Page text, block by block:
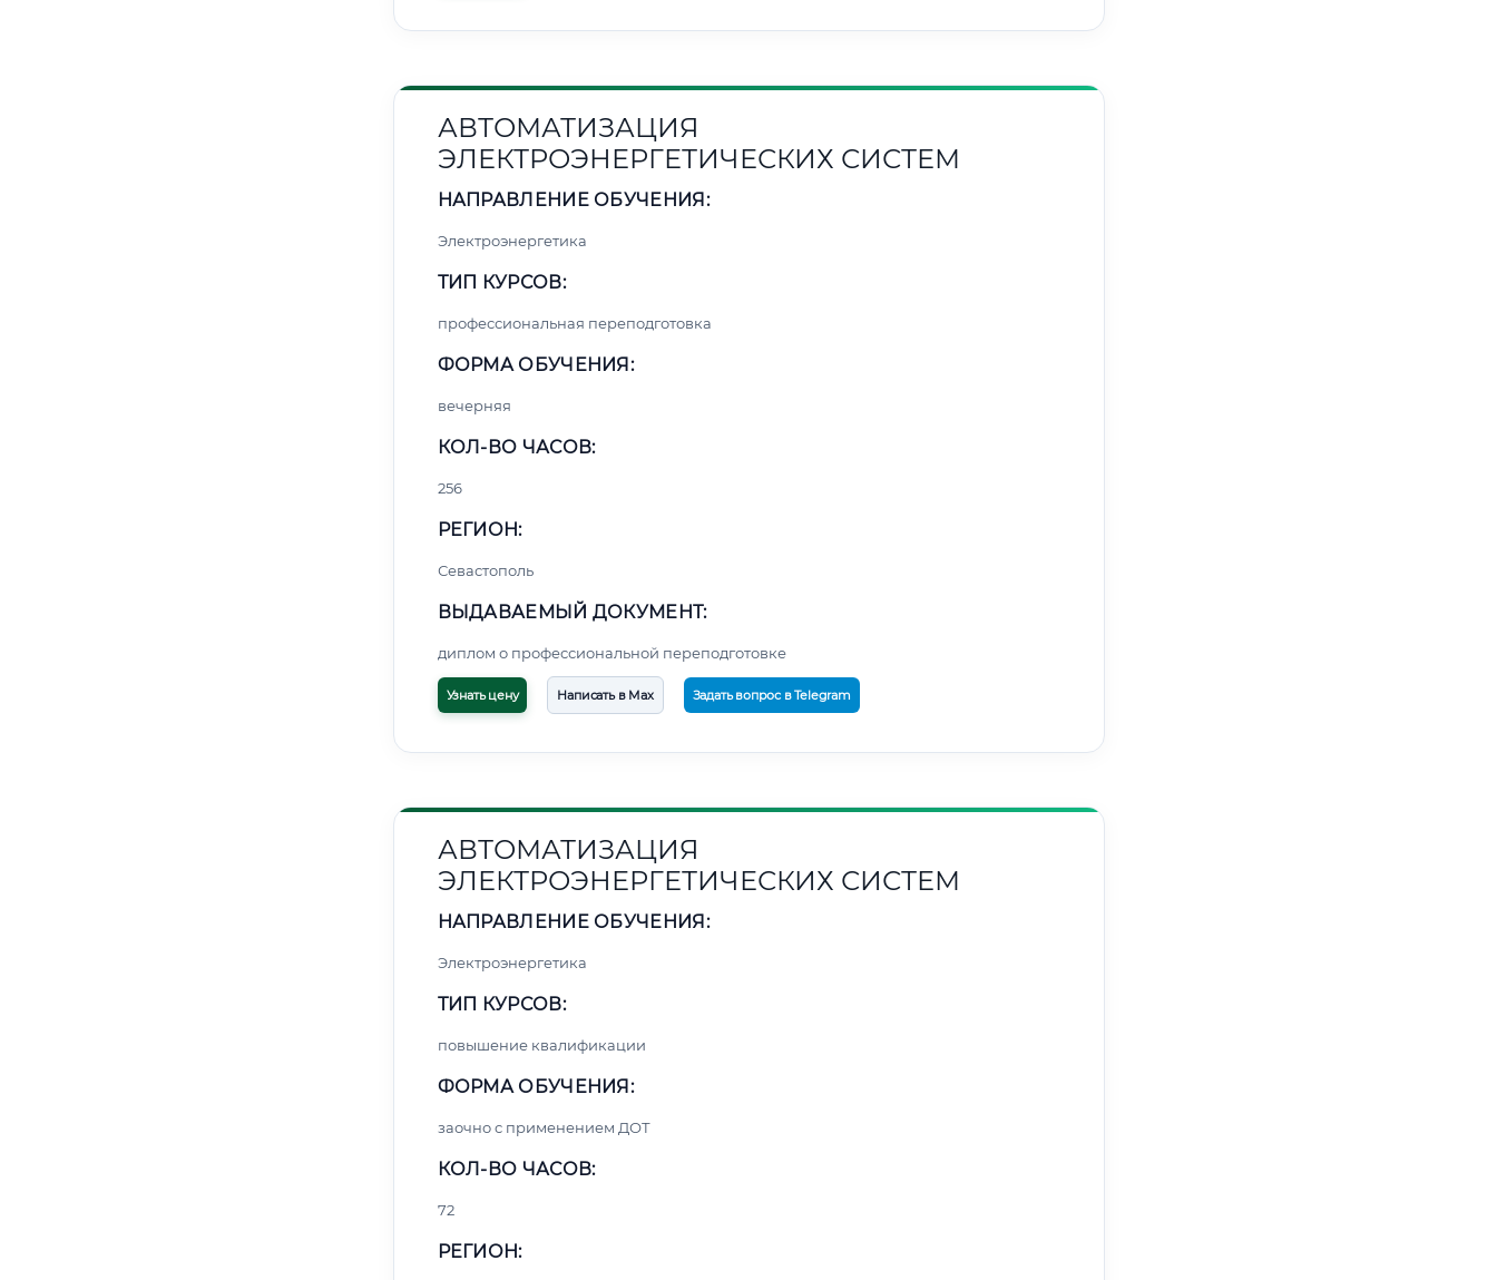
АВТОМАТИЗАЦИЯ
ЭЛЕКТРОЭНЕРГЕТИЧЕСКИХ СИСТЕМ
НАПРАВЛЕНИЕ ОБУЧЕНИЯ:
Электроэнергетика
ТИП КУРСОВ:
профессиональная переподготовка
ФОРМА ОБУЧЕНИЯ:
вечерняя
КОЛ-ВО ЧАСОВ:
256
РЕГИОН:
Севастополь
ВЫДАВАЕМЫЙ ДОКУМЕНТ:
диплом о профессиональной переподготовке
Узнать цену Написать в Max Задать вопрос в Telegram
АВТОМАТИЗАЦИЯ
ЭЛЕКТРОЭНЕРГЕТИЧЕСКИХ СИСТЕМ
НАПРАВЛЕНИЕ ОБУЧЕНИЯ:
Электроэнергетика
ТИП КУРСОВ:
повышение квалификации
ФОРМА ОБУЧЕНИЯ:
заочно с применением ДОТ
КОЛ-ВО ЧАСОВ:
72
РЕГИОН: